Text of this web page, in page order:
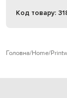
Код товару:
Головна Home